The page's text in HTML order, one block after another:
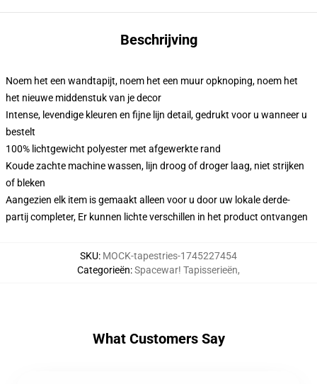
Beschrijving
Noem het een wandtapijt, noem het een muur opknoping, noem het
het nieuwe middenstuk van je decor
Intense, levendige kleuren en fijne lijn detail, gedrukt voor u wanneer u
bestelt
100% lichtgewicht polyester met afgewerkte rand
Koude zachte machine wassen, lijn droog of droger laag, niet strijken
of bleken
Aangezien elk item is gemaakt alleen voor u door uw lokale derde-
partij completer, Er kunnen lichte verschillen in het product ontvangen
SKU: MOCK-tapestries-1745227454
Categorieën:Spacewar! Tapisserieën,
What Customers Say